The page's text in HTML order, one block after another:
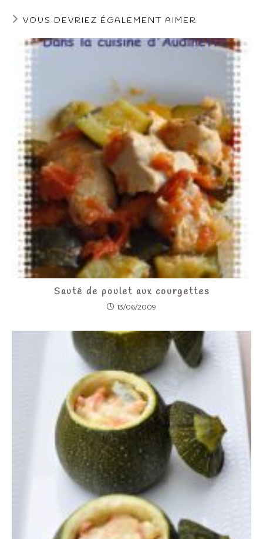
VOUS DEVRIEZ ÉGALEMENT AIMER
Sauté de poulet aux courgettes
13/06/2009